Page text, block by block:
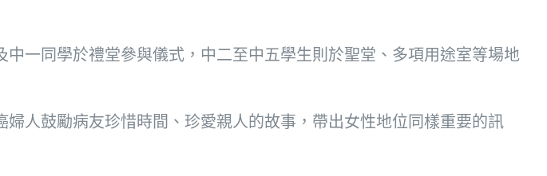
一同學於禮堂參與儀式，中二至中五學生則於聖堂、多項用途室等場地
人鼓勵病友珍惜時間、珍愛親人的故事，帶出女性地位同樣重要的訊